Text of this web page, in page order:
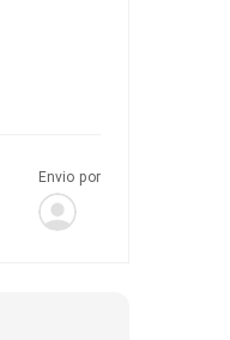
Envio por